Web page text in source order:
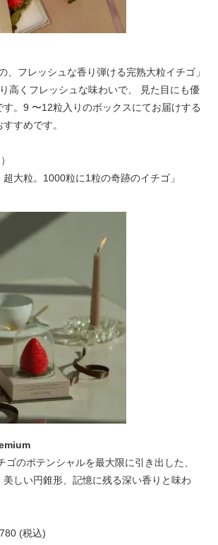
、フレッシュな香り弾ける完熟大粒イチゴ」
高くフレッシュな味わいで、 見た目にも優
。9 〜12粒入りのボックスにてお届けする
すめです。
超大粒。1000粒に1粒の奇跡のイチゴ」
ゴのポテンシャルを最大限に引き出した、
しい円錐形、記憶に残る深い香りと味わ
(税込)